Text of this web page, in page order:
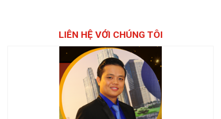
LIÊN HỆ VỚI CHÚNG TÔI